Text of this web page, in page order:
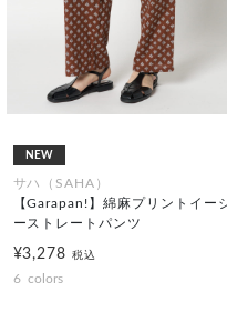
NEW
サハ（SAHA）
【Garapan!】綿麻プリントイー
ーストレートパンツ
¥3,278税込
6 colors